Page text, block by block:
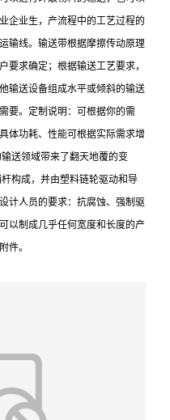
企业生，产流程中的工艺过程的
输线。输送带根据摩擦传动原理
要求确定；根据输送工艺要求，
输送设备组成水平或倾斜的输送
要。定制说明：可根据你的需
体功耗、性能可根据实际需求增
送领域带来了翻天地覆的变
构成，并由塑料链轮驱动和导
计人员的要求：抗腐蚀、强制驱
以制成几乎任何宽度和长度的产
件。